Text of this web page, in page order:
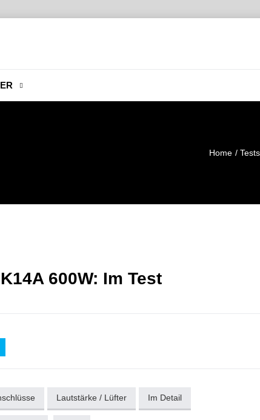
Home Tests
600W: Im Test
Lautstärke / Lüfter Im Detail